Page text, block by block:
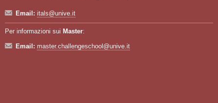
Email: itals@unive.it
Per informazioni sui Master:
Email: master.challengeschool@unive.it